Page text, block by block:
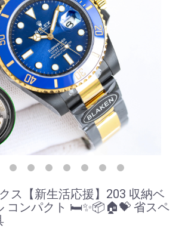
ス【新生活応援】203 収納ベ
コンパクト 🛏️✨📦🏠💝 省スペ